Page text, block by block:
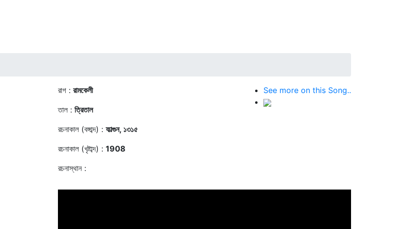
রাগ : রামকেলী
তাল : ত্রিতাল
রচনাকাল (বঙ্গাব্দ) : ফাল্গুন, ১৩১৫
রচনাকাল (খৃষ্টাব্দ) : 1908
রচনাস্থান :
See more on this Song..